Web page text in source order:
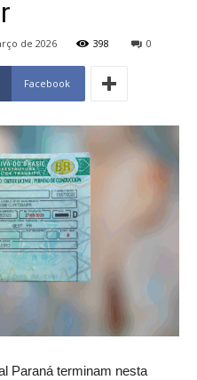
de 2026 398 0
Facebook
Paraná terminam nesta